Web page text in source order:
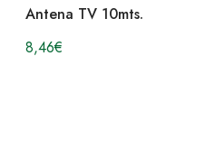
Antena TV 10mts.
8,46€